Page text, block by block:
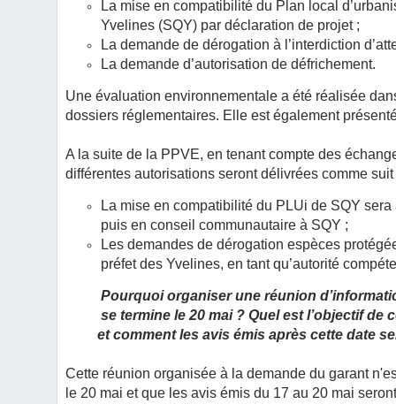
La mise en compatibilité du Plan local
Yvelines (SQY) par déclaration de projet ;
La demande de dérogation à l’interdiction
La demande d’autorisation de défrichement.
Une évaluation environnementale a été réalisée
dossiers réglementaires. Elle est également
A la suite de la PPVE, en tenant compte des
différentes autorisations seront délivrées comme suit
La mise en compatibilité du PLUi de SQY
puis en conseil communautaire à SQY ;
Les demandes de dérogation espèces
préfet des Yvelines, en tant qu’autorité
Pourquoi organiser une réunion
se termine le 20 mai ? Quel est l’objectif de
et comment les avis émis après cette date
Cette réunion organisée à la demande du garant
le 20 mai et que les avis émis du 17 au 20 mai